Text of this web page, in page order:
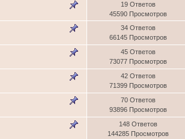
19 Ответов
45590 Просмотров
34 Ответов
66145 Просмотров
45 Ответов
73077 Просмотров
42 Ответов
71399 Просмотров
70 Ответов
93896 Просмотров
148 Ответов
144285 Просмотров